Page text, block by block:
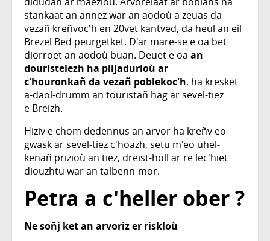
stankaat an annez war an aodoù a zeuas da
vezañ kreñvoc'h en 20vet kantved, da heul an eil
Brezel Bed peurgetket. D'ar mare-se e oa bet
diorroet an aodoù buan. Deuet e oa an
douristelezh ha plijadurioù ar
c'houronkañ da vezañ poblekoc'h, ha kresket
a-daol-drumm an touristañ hag ar sevel-tiez
e Breizh.
Hiziv e chom dedennus an arvor ha kreñv eo
gwask ar sevel-tiez c'hoazh, setu m'eo uhel-
kenañ prizioù an tiez, dreist-holl ar re lec'hiet
diouzhtu war an talbenn-mor.
Petra a c'heller ober ?
Ne soñj ket an arvoriz er riskloù